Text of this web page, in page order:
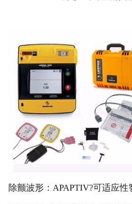
除颤波形：APAPTIV?可适应性